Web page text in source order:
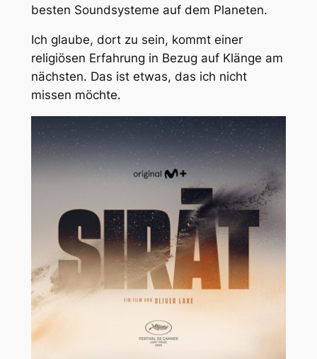
besten Soundsysteme auf dem Planeten.
Ich glaube, dort zu sein, kommt einer
religiösen Erfahrung in Bezug auf Klänge am
nächsten. Das ist etwas, das ich nicht
missen möchte.